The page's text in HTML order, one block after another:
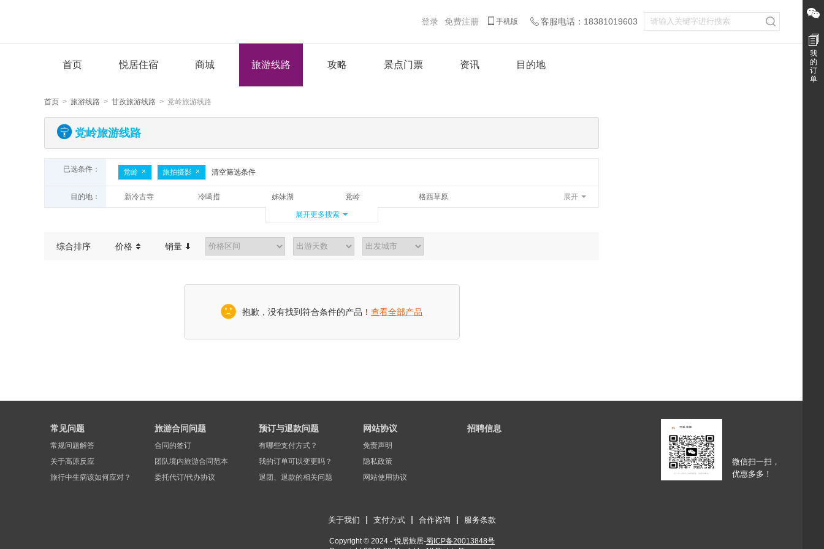
登录 免费注册 手机版 客服电话：18381019603
首页 悦居住宿 商城 旅游线路 攻略 景点门票 资讯 目的地
首页 > 旅游线路 > 甘孜旅游线路 > 党岭旅游线路
党岭旅游线路
已选条件： 党岭 旅拍摄影 清空筛选条件
目的地： 新冷古寺 冷噶措 姊妹湖 党岭
格西草原
亚拉雪山景区
冷碛镇
贡嘎 然日卡村
勒多曼因冰川 海螺沟 理塘
墨石公园
塔公草原 巴塘 丹巴
措普湖
观德结湖 党岭
八郎生都
展开
展开更多搜索
综合排序 价格 销量
抱歉，没有找到符合条件的产品！ 查看全部产品
常见问题
常规问题解答
关于高原反应
旅行中生病该如何应对？
旅游合同问题
合同的签订
团队境内旅游合同范本
委托代订/代办协议
预订与退款问题
有哪些支付方式？
我的订单可以变更吗？
退团、退款的相关问题
网站协议
免责声明
隐私政策
网站使用协议
招聘信息
微信扫一扫，
优惠多多！
关于我们 支付方式 合作咨询 服务条款
Copyright © 2024 - 悦居旅居-蜀ICP备20013848号
我
的
订
单